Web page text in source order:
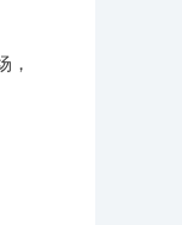
，